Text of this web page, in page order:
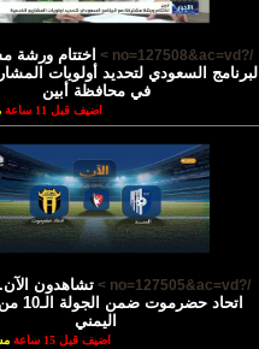
/?no=127508&ac=vd >
اختتام ورشة
البرنامج السعودي لتحديد أولويات
في محافظة أبين
اضيف قبل 11 ساعة
/?no=127505&ac=vd >
تشاهدون
اتحاد
اليمني
اضيف قبل 15 ساعة